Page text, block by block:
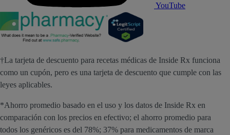
YouTube
†La tarjeta de descuento para recetas médicas de Inside Rx funciona
como un cupón, pero es una tarjeta de descuento que cumple con las
leyes aplicables.
*Ahorro promedio basado en el uso y los datos de Inside Rx en
comparación con los precios en efectivo; el ahorro promedio para
todos los genéricos es del 78%; 37% para medicamentos de marca